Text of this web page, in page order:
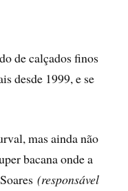
de calçados finos
desde 1999, e se
mas ainda não
bacana onde a
(responsável